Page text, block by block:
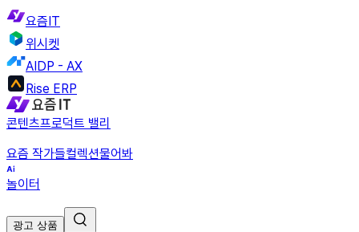
요즘IT
위시켓
AIDP - AX
Rise ERP
콘텐츠프로덕트 밸리
요즘 작가들컬렉션물어봐
놀이터
광고 상품